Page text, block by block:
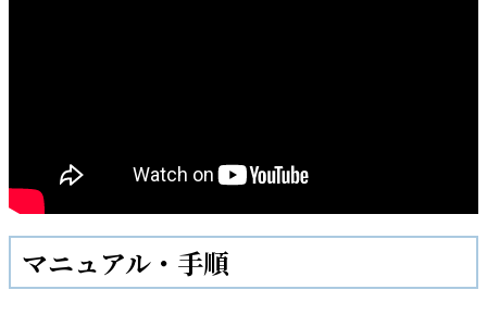
マニュアル・手順